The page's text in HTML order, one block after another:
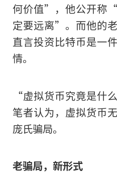
何价值”，他公开称
定要远离”。而他的
直言投资比特币是
情。
“虚拟货币究竟是什
笔者认为，虚拟货币
庞氏骗局。
老骗局，新形式